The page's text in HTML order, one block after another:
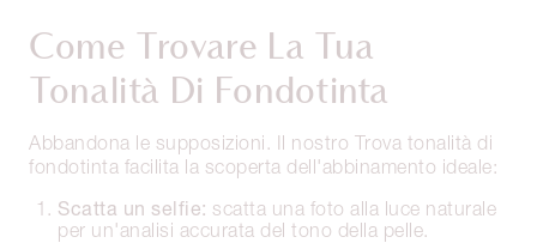
Come Trovare La Tua
Tonalità Di Fondotinta
Abbandona le supposizioni. Il nostro Trova tonalità di
fondotinta facilita la scoperta dell'abbinamento ideale:
Scatta un selfie: scatta una foto alla luce naturale
per un'analisi accurata del tono della pelle.